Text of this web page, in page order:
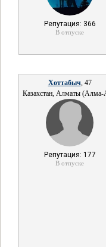
Репутация: 366
В отпуске
Хоттабыч, 47
Казахстан, Алматы (Алма-
Репутация: 177
В отпуске